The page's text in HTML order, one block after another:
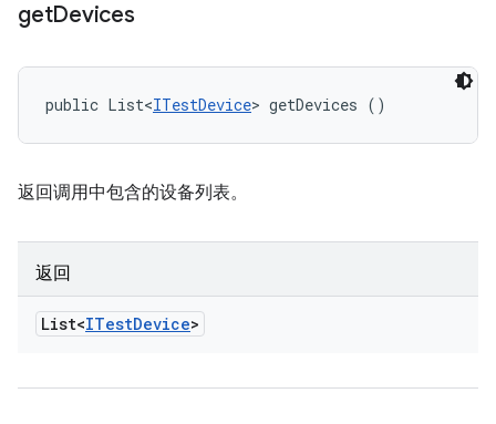
getDevices
public List<ITestDevice> getDevices ()
返回调用中包含的设备列表。
返回
List<ITestDevice>